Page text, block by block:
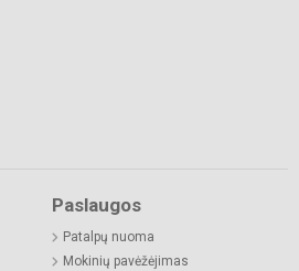
Paslaugos
Patalpų nuoma
Mokinių pavėžėjimas